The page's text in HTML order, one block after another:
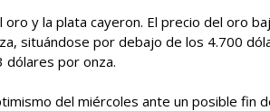
oro y la plata cayeron. El precio del oro
situándose por debajo de los 4.700
dólares por onza.
del miércoles ante un posible fin